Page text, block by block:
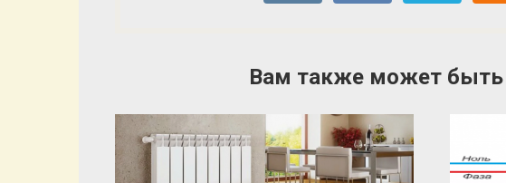
Вам также может быть